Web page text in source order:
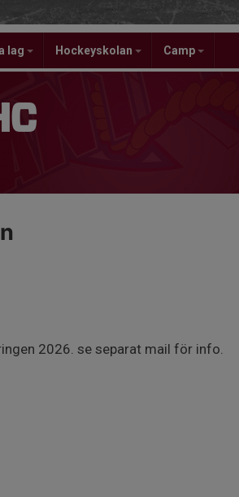
lag Hockeyskolan Camp
2026. se separat mail för info.